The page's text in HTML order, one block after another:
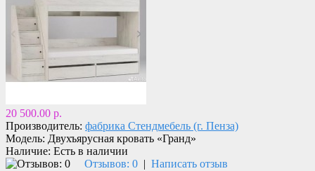
20 500.00 р.
Производитель: фабрика Стендмебель (г. Пенза)
Модель: Двухъярусная кровать «Гранд»
Наличие: Есть в наличии
Отзывов: 0 | Написать отзыв